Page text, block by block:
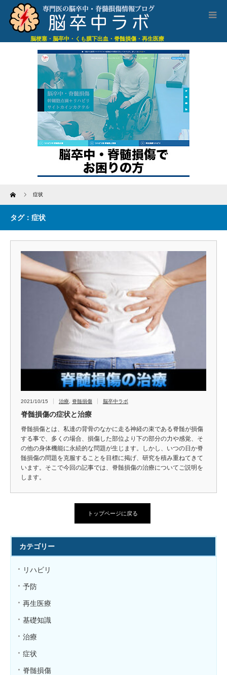
脳梗塞・脳卒中・くも膜下出血・脊髄損傷・再生医療
Home 症状
タグ：症状
2021/10/15 治療 脊髄損傷 脳卒中ラボ
脊髄損傷の症状と治療
脊髄損傷とは、私達の背骨のなかに走る神経の束である脊髄が損傷
する事で、多くの場合、損傷した部位より下の部分の力や感覚、そ
の他の身体機能に永続的な問題が生じます。しかし、いつの日か脊
髄損傷の問題を克服することを目標に掲げ、研究を積み重ねてきて
います。そこで今回の記事では、脊髄損傷の治療についてご説明を
します。
トップページに戻る
カテゴリー
リハビリ
予防
再生医療
基礎知識
治療
症状
脊髄損傷